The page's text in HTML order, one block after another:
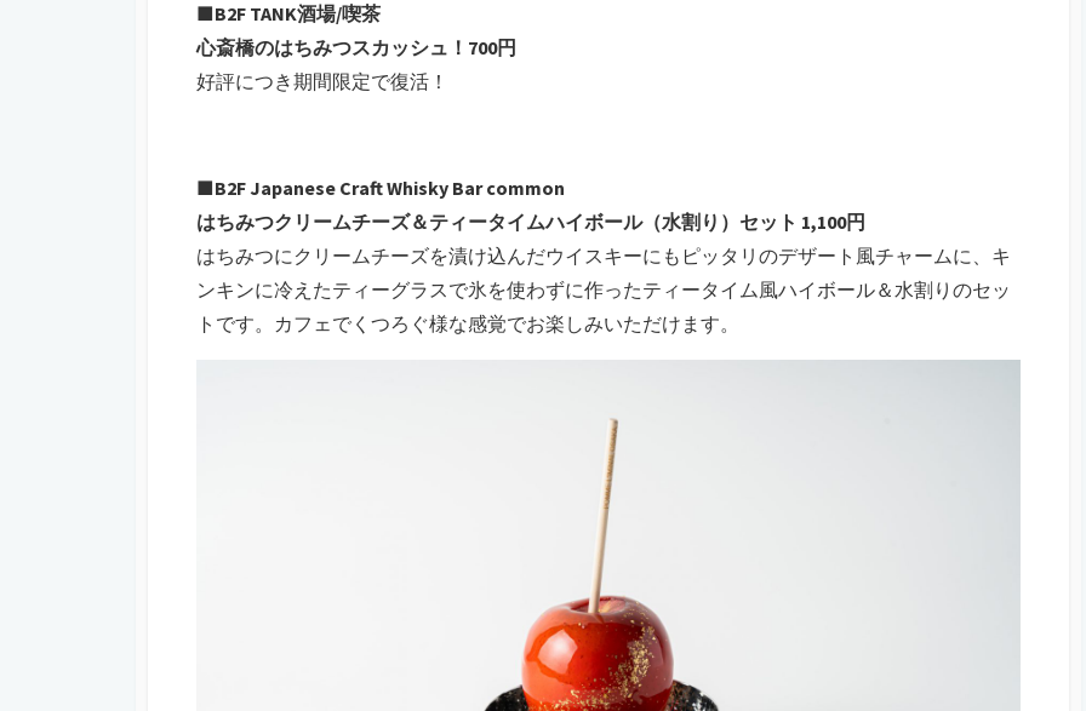
■B2F TANK酒場/喫茶
心斎橋のはちみつスカッシュ！700円
好評につき期間限定で復活！
■B2F Japanese Craft Whisky Bar common
はちみつクリームチーズ＆ティータイムハイボール（水割り）セット 1,100円
はちみつにクリームチーズを漬け込んだウイスキーにもピッタリのデザート風チャームに、キ
ンキンに冷えたティーグラスで氷を使わずに作ったティータイム風ハイボール＆水割りのセッ
トです。カフェでくつろぐ様な感覚でお楽しみいただけます。